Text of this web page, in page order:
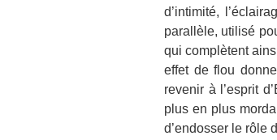
d’intimité,
parallèle, utilisé
qui complètent
effet de flou
revenir à l’esprit
plus en plus
d’endosser le rôle